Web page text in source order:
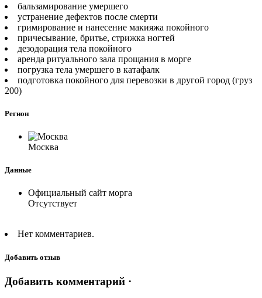
бальзамирование умершего
устранение дефектов после смерти
гримирование и нанесение макияжа покойного
причесывание, бритье, стрижка ногтей
дезодорация тела покойного
аренда ритуального зала прощания в морге
погрузка тела умершего в катафалк
подготовка покойного для перевозки в другой город (груз
200)
Регион
Москва
Данные
Официальный сайт морга
Отсутствует
Нет комментариев.
Добавить отзыв
Добавить комментарий ·